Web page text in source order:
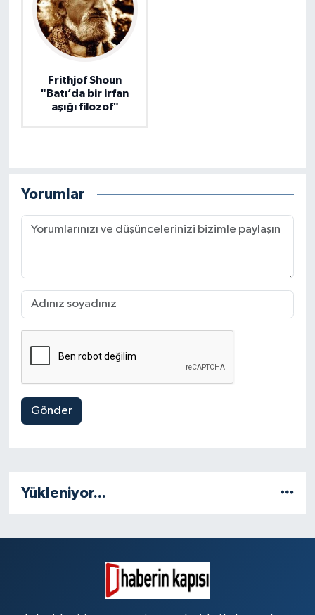
Frithjof Shoun
"Batı’da bir irfan
aşığı filozof"
Yorumlar
Gönder
Yükleniyor...